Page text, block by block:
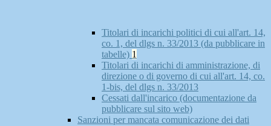
Titolari di incarichi politici di cui all'art. 14,
co. 1, del dlgs n. 33/2013 (da pubblicare in
tabelle) 1
Titolari di incarichi di amministrazione, di
direzione o di governo di cui all'art. 14, co.
1-bis, del dlgs n. 33/2013
Cessati dall'incarico (documentazione da
pubblicare sul sito web)
Sanzioni per mancata comunicazione dei dati